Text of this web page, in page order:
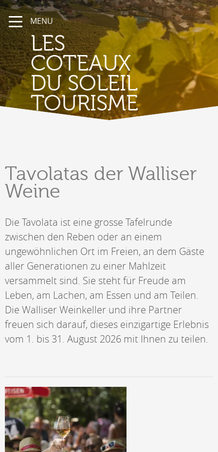
MENU
LES
COTEAUX
DU SOLEIL
TOURISME
Tavolatas der Walliser
Weine
Die Tavolata ist eine grosse Tafelrunde
zwischen den Reben oder an einem
ungewöhnlichen Ort im Freien, an dem Gäste
aller Generationen zu einer Mahlzeit
versammelt sind. Sie steht für Freude am
Leben, am Lachen, am Essen und am Teilen.
Die Walliser Weinkeller und ihre Partner
freuen sich darauf, dieses einzigartige Erlebnis
vom 1. bis 31. August 2026 mit Ihnen zu teilen.